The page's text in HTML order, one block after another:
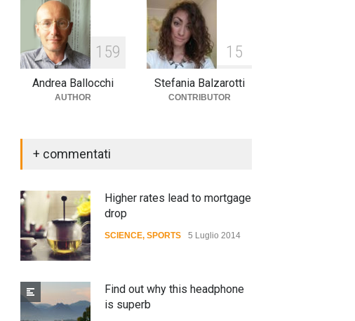
159
Andrea Ballocchi
AUTHOR
15
Stefania Balzarotti
CONTRIBUTOR
+ commentati
Higher rates lead to mortgage
drop
SCIENCE, SPORTS 5 Luglio 2014
Find out why this headphone
is superb